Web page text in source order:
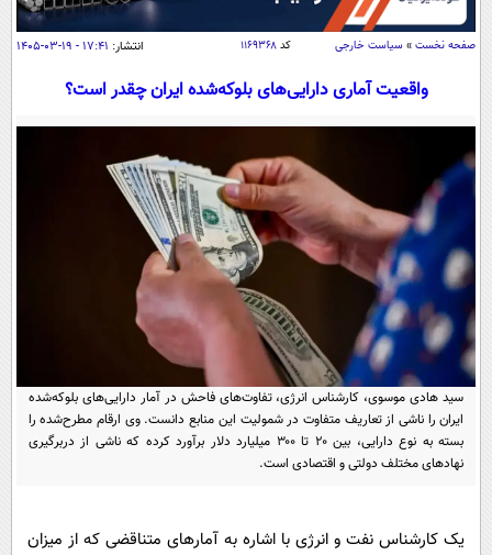
اقتصاد
اقتصادی
جامعه
حوادث
سلامت
یک برش دانایی
محیط زیست
سفر و تفریح
بین الملل
سیاست خارجی
فرهنگ و هنر
علم و دانش
فناوری و It
علمی
اخبار کریپتو
قرآن
گوناگون
سرگرمی
باشگاه مغز
مجله تصویری سلاح
فیلم
ورزش
سیاست
فناوری
عصر ایران 2
خواندنی ها و دیدنی ها
داستان کوتاه
روانشناسی
آموزش زبان
صفحه نخست » سیاست خارجی کد۱۱۶۹۳۶۸ انتشار: ۱۷:۴۱ - ۱۹-۰۳-۱۴۰۵
واقعیت آماری دارایی‌های بلوکه‌شده ایران چقدر است؟
سید هادی موسوی، کارشناس انرژی، تفاوت‌های فاحش در آمار دارایی‌های بلوکه‌شده
ایران را ناشی از تعاریف متفاوت در شمولیت این منابع دانست. وی ارقام مطرح‌شده را
بسته به نوع دارایی، بین ۲۰ تا ۳۰۰ میلیارد دلار برآورد کرده که ناشی از دربرگیری
نهادهای مختلف دولتی و اقتصادی است.
یک کارشناس نفت و انرژی با اشاره به آمارهای متناقضی که از میزان